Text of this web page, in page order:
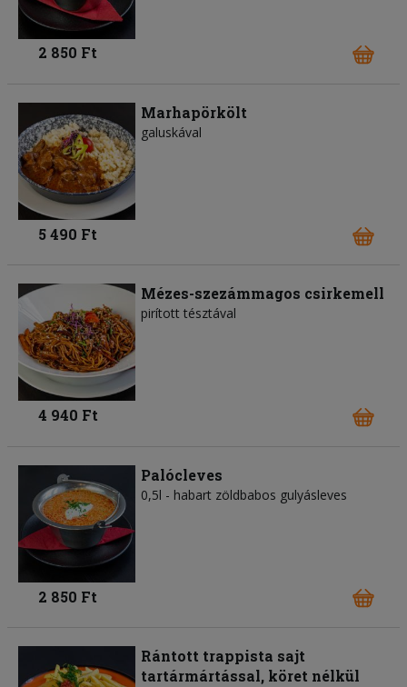
2 850 Ft
Marhapörkölt
galuskával
5 490 Ft
Mézes-szezámmagos csirkemell
pirított tésztával
4 940 Ft
Palócleves
0,5l - habart zöldbabos gulyásleves
2 850 Ft
Rántott trappista sajt
tartármártással, köret nélkül